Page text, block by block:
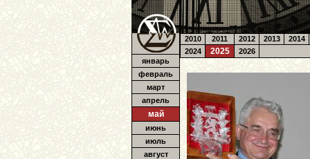
январь
февраль
март
апрель
май
июнь
июль
август
2010 2011 2012 2013
2014
2024
2025 2026